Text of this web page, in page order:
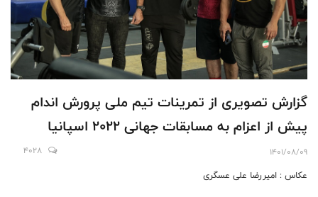
گزارش تصویری از تمرینات تیم ملی پرورش اندام
پیش از اعزام به مسابقات جهانی 2022 اسپانیا
1401/08/09
4028
عکاس : امیررضا علی عسگری